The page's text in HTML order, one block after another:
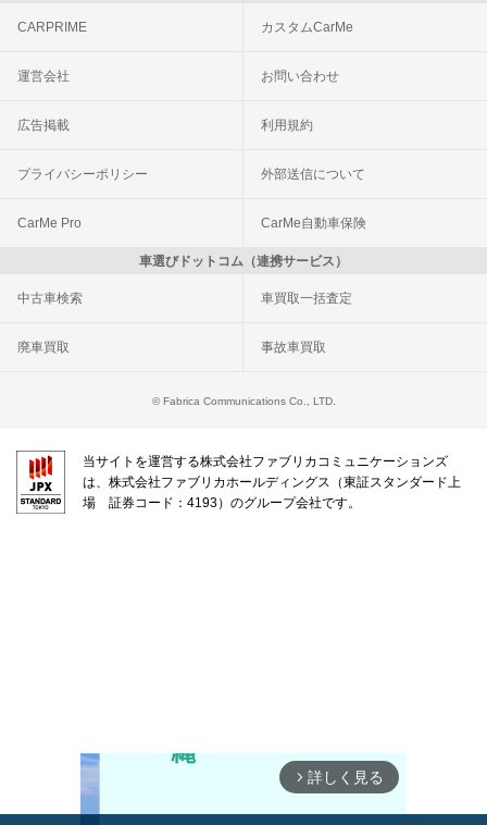
CARPRIME カスタムCarMe
運営会社 お問い合わせ
広告掲載 利用規約
プライバシーポリシー 外部送信について
CarMe Pro CarMe自動車保険
車選びドットコム（連携サービス）
中古車検索 車買取一括査定
廃車買取 事故車買取
© Fabrica Communications Co., LTD.
当サイトを運営する株式会社ファブリカコミュニケーションズ
は、株式会社ファブリカホールディングス（東証スタンダード上
場 証券コード：4193）のグループ会社です。
arrow_forward_ios 詳しく見る